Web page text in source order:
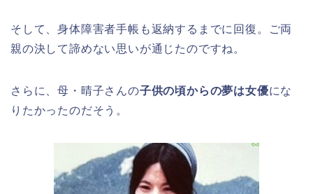
そして、身体障害者手帳も返納するまでに回復。ご両
親の決して諦めない思いが通じたのですね。
さらに、母・晴子さんの子供の頃からの夢は女優にな
りたかったのだそう。